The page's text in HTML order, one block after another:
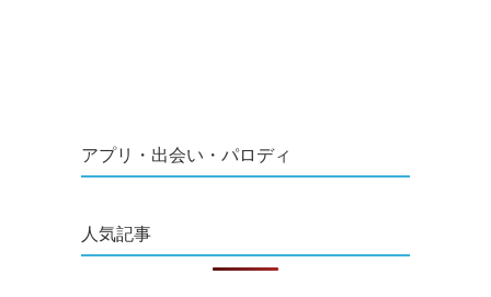
アプリ・出会い・パロディ
人気記事